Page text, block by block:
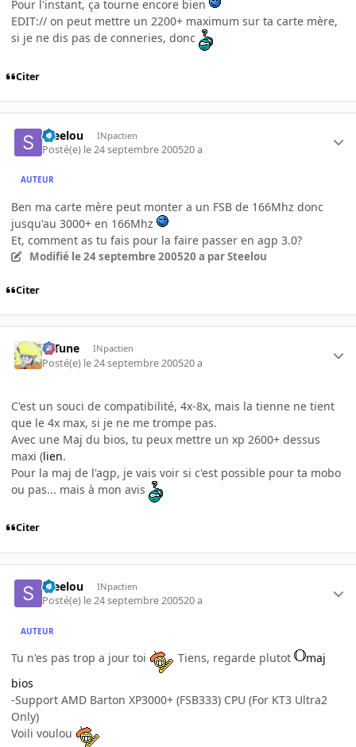
Pour l'instant, ça tourne encore bien
EDIT:// on peut mettre un 2200+ maximum sur ta carte mère,
si je ne dis pas de conneries, donc
Citer
Steelou INpactien
Posté(e) le 24 septembre 200520 a
AUTEUR
Ben ma carte mère peut monter a un FSB de 166Mhz donc
jusqu'au 3000+ en 166Mhz
Et, comment as tu fais pour la faire passer en agp 3.0?
Modifié le 24 septembre 200520 a par Steelou
Citer
D-Tune INpactien
Posté(e) le 24 septembre 200520 a
C'est un souci de compatibilité, 4x-8x, mais la tienne ne tient
que le 4x max, si je ne me trompe pas.
Avec une Maj du bios, tu peux mettre un xp 2600+ dessus
maxi (lien.
Pour la maj de l'agp, je vais voir si c'est possible pour ta mobo
ou pas... mais à mon avis
Citer
Steelou INpactien
Posté(e) le 24 septembre 200520 a
AUTEUR
Tu n'es pas trop a jour toi Tiens, regarde plutot
maj
bios
-Support AMD Barton XP3000+ (FSB333) CPU (For KT3 Ultra2
Only)
Voili voulou